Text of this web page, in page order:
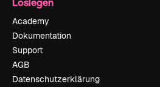
Academy
Dokumentation
Support
AGB
Datenschutzerklärung